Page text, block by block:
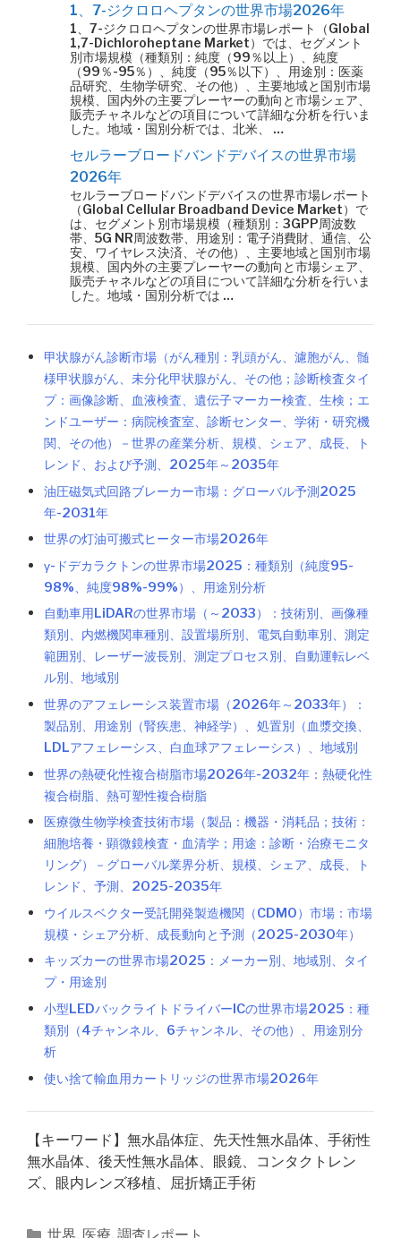
1、7-ジクロロヘプタンの世界市場2026年
1、7-ジクロロヘプタンの世界市場レポート（Global
1,7-Dichloroheptane Market）では、セグメント
別市場規模（種類別：純度（99％以上）、純度
（99％-95％）、純度（95％以下）、用途別：医薬
品研究、生物学研究、その他）、主要地域と国別市場
規模、国内外の主要プレーヤーの動向と市場シェア、
販売チャネルなどの項目について詳細な分析を行いま
した。地域・国別分析では、北米、 …
セルラーブロードバンドデバイスの世界市場
2026年
セルラーブロードバンドデバイスの世界市場レポート
（Global Cellular Broadband Device Market）で
は、セグメント別市場規模（種類別：3GPP周波数
帯、5G NR周波数帯、用途別：電子消費財、通信、公
安、ワイヤレス決済、その他）、主要地域と国別市場
規模、国内外の主要プレーヤーの動向と市場シェア、
販売チャネルなどの項目について詳細な分析を行いま
した。地域・国別分析では …
甲状腺がん診断市場（がん種別：乳頭がん、濾胞がん、髄
様甲状腺がん、未分化甲状腺がん、その他；診断検査タイ
プ：画像診断、血液検査、遺伝子マーカー検査、生検；エ
ンドユーザー：病院検査室、診断センター、学術・研究機
関、その他）－世界の産業分析、規模、シェア、成長、ト
レンド、および予測、2025年～2035年
油圧磁気式回路ブレーカー市場：グローバル予測2025
年-2031年
世界の灯油可搬式ヒーター市場2026年
γ-ドデカラクトンの世界市場2025：種類別（純度95-
98%、純度98%-99%）、用途別分析
自動車用LiDARの世界市場（～2033）：技術別、画像種
類別、内燃機関車種別、設置場所別、電気自動車別、測定
範囲別、レーザー波長別、測定プロセス別、自動運転レベ
ル別、地域別
世界のアフェレーシス装置市場（2026年～2033年）：
製品別、用途別（腎疾患、神経学）、処置別（血漿交換、
LDLアフェレーシス、白血球アフェレーシス）、地域別
世界の熱硬化性複合樹脂市場2026年-2032年：熱硬化性
複合樹脂、熱可塑性複合樹脂
医療微生物学検査技術市場（製品：機器・消耗品；技術：
細胞培養・顕微鏡検査・血清学；用途：診断・治療モニタ
リング）－グローバル業界分析、規模、シェア、成長、ト
レンド、予測、2025-2035年
ウイルスベクター受託開発製造機関（CDMO）市場：市場
規模・シェア分析、成長動向と予測（2025-2030年）
キッズカーの世界市場2025：メーカー別、地域別、タイ
プ・用途別
小型LEDバックライトドライバーICの世界市場2025：種
類別（4チャンネル、6チャンネル、その他）、用途別分
析
使い捨て輸血用カートリッジの世界市場2026年
【キーワード】無水晶体症、先天性無水晶体、手術性
無水晶体、後天性無水晶体、眼鏡、コンタクトレン
ズ、眼内レンズ移植、屈折矯正手術
カ
世界, 医療, 調査レポート